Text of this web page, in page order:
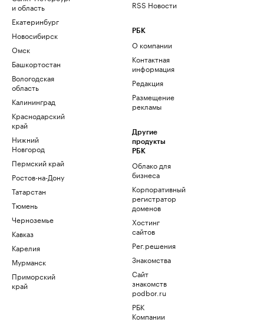
и область
Екатеринбург
Новосибирск
Омск
Башкортостан
Вологодская
область
Калининград
Краснодарский
край
Нижний
Новгород
Пермский край
Ростов-на-Дону
Татарстан
Тюмень
Черноземье
Кавказ
Карелия
Мурманск
Приморский
край
RSS Новости
РБК
О компании
Контактная
информация
Редакция
Размещение
рекламы
Другие
продукты
РБК
Облако для
бизнеса
Корпоративный
регистратор
доменов
Хостинг
сайтов
Рег.решения
Знакомства
Сайт
знакомств
podbor.ru
РБК
Компании